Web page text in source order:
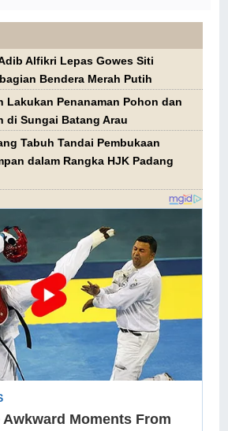
Alfikri Lepas Gowes Siti
Bendera Merah Putih
Lakukan Penanaman Pohon dan
di Sungai Batang Arau
Tabuh Tandai Pembukaan
dalam Rangka HJK Padang